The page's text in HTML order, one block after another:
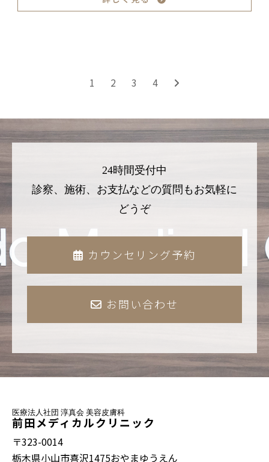
1 2 3 4
24時間受付中
診察、施術、お支払などの質問もお気軽に
どうぞ
カウンセリング予約
お問い合わせ
医療法人社団 淳真会 美容皮膚科
前田メディカルクリニック
〒323-0014
栃木県小山市喜沢1475おやまゆうえん